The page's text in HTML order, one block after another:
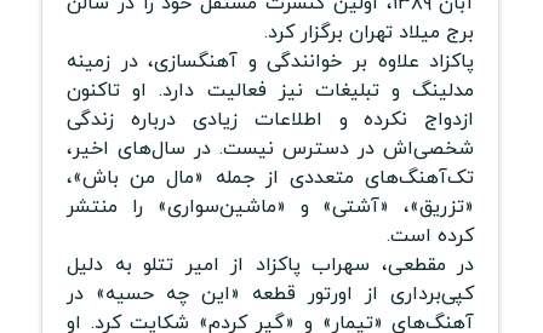
برج میلاد تهران برگزار کرد.
پاکزاد علاوه بر خوانندگی و آهنگسازی، در زمینه
مدلینگ و تبلیغات نیز فعالیت دارد. او تاکنون
ازدواج نکرده و اطلاعات زیادی درباره زندگی
شخصی‌اش در دسترس نیست. در سال‌های اخیر،
تک‌آهنگ‌های متعددی از جمله «مال من باش»،
«تزریق»، «آشتی» و «ماشین‌سواری» را منتشر
کرده است.
در مقطعی، سهراب پاکزاد از امیر تتلو به دلیل
کپی‌برداری از اورتور قطعه «این چه حسیه» در
آهنگ‌های «تیمار» و «گیر کردم» شکایت کرد. او